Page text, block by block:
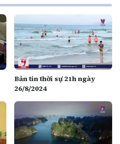
Bản tin thời sự 21h ngày
26/8/2024